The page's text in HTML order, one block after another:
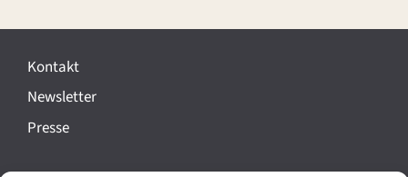
Kontakt
Newsletter
Presse